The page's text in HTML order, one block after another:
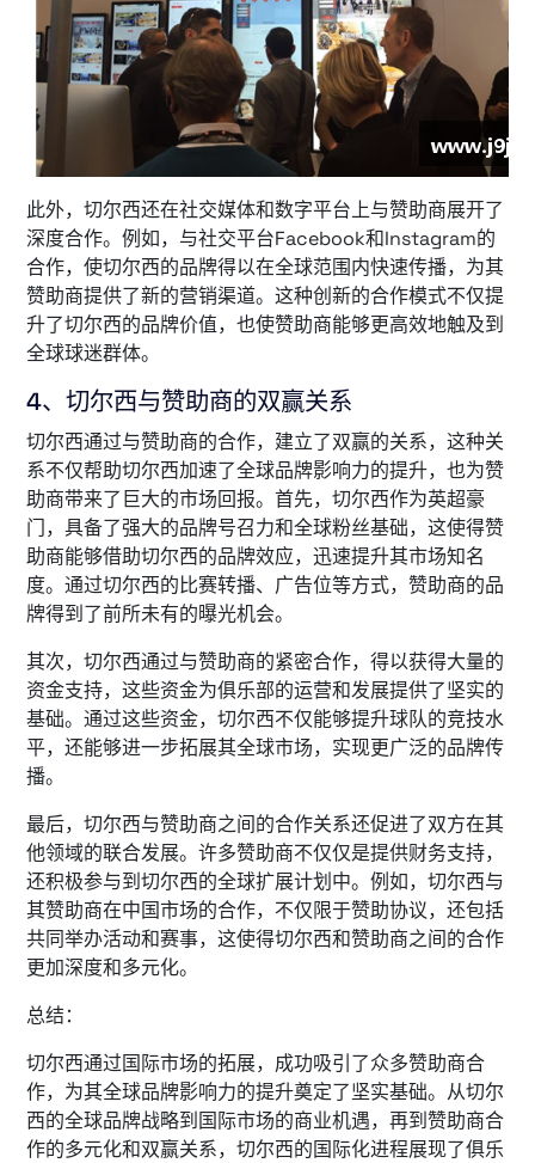
此外，切尔西还在社交媒体和数字平台上与赞助商展开了
深度合作。例如，与社交平台Facebook和Instagram的
合作，使切尔西的品牌得以在全球范围内快速传播，为其
赞助商提供了新的营销渠道。这种创新的合作模式不仅提
升了切尔西的品牌价值，也使赞助商能够更高效地触及到
全球球迷群体。
4、切尔西与赞助商的双赢关系
切尔西通过与赞助商的合作，建立了双赢的关系，这种关
系不仅帮助切尔西加速了全球品牌影响力的提升，也为赞
助商带来了巨大的市场回报。首先，切尔西作为英超豪
门，具备了强大的品牌号召力和全球粉丝基础，这使得赞
助商能够借助切尔西的品牌效应，迅速提升其市场知名
度。通过切尔西的比赛转播、广告位等方式，赞助商的品
牌得到了前所未有的曝光机会。
其次，切尔西通过与赞助商的紧密合作，得以获得大量的
资金支持，这些资金为俱乐部的运营和发展提供了坚实的
基础。通过这些资金，切尔西不仅能够提升球队的竞技水
平，还能够进一步拓展其全球市场，实现更广泛的品牌传
播。
最后，切尔西与赞助商之间的合作关系还促进了双方在其
他领域的联合发展。许多赞助商不仅仅是提供财务支持，
还积极参与到切尔西的全球扩展计划中。例如，切尔西与
其赞助商在中国市场的合作，不仅限于赞助协议，还包括
共同举办活动和赛事，这使得切尔西和赞助商之间的合作
更加深度和多元化。
总结：
切尔西通过国际市场的拓展，成功吸引了众多赞助商合
作，为其全球品牌影响力的提升奠定了坚实基础。从切尔
西的全球品牌战略到国际市场的商业机遇，再到赞助商合
作的多元化和双赢关系，切尔西的国际化进程展现了俱乐